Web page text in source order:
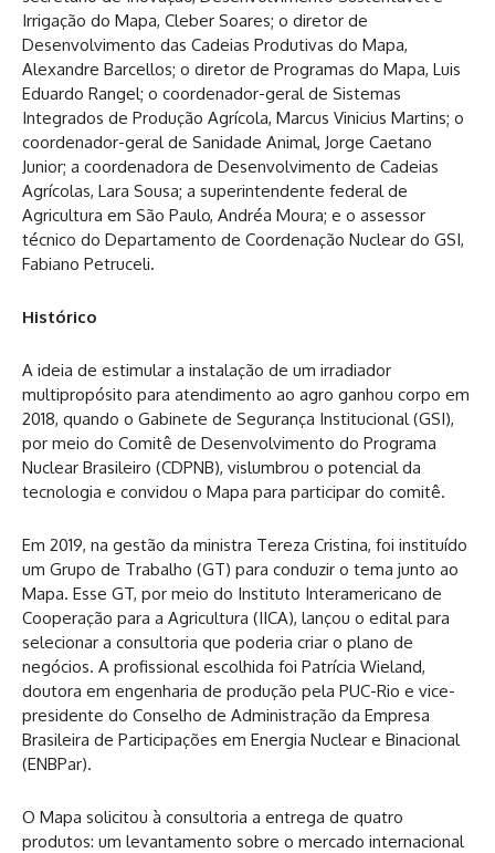
Irrigação do Mapa, Cleber Soares; o diretor de
Desenvolvimento das Cadeias Produtivas do Mapa,
Alexandre Barcellos; o diretor de Programas do Mapa, Luis
Eduardo Rangel; o coordenador-geral de Sistemas
Integrados de Produção Agrícola, Marcus Vinicius Martins; o
coordenador-geral de Sanidade Animal, Jorge Caetano
Junior; a coordenadora de Desenvolvimento de Cadeias
Agrícolas, Lara Sousa; a superintendente federal de
Agricultura em São Paulo, Andréa Moura; e o assessor
técnico do Departamento de Coordenação Nuclear do GSI,
Fabiano Petruceli.
Histórico
A ideia de estimular a instalação de um irradiador
multipropósito para atendimento ao agro ganhou corpo em
2018, quando o Gabinete de Segurança Institucional (GSI),
por meio do Comitê de Desenvolvimento do Programa
Nuclear Brasileiro (CDPNB), vislumbrou o potencial da
tecnologia e convidou o Mapa para participar do comitê.
Em 2019, na gestão da ministra Tereza Cristina, foi instituído
um Grupo de Trabalho (GT) para conduzir o tema junto ao
Mapa. Esse GT, por meio do Instituto Interamericano de
Cooperação para a Agricultura (IICA), lançou o edital para
selecionar a consultoria que poderia criar o plano de
negócios. A profissional escolhida foi Patrícia Wieland,
doutora em engenharia de produção pela PUC-Rio e vice-
presidente do Conselho de Administração da Empresa
Brasileira de Participações em Energia Nuclear e Binacional
(ENBPar).
O Mapa solicitou à consultoria a entrega de quatro
produtos: um levantamento sobre o mercado internacional